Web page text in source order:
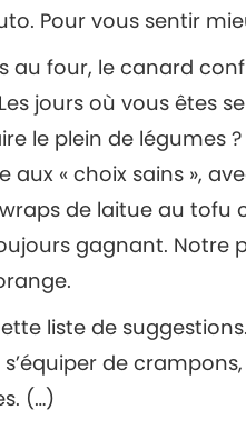
Pour vous sentir
four, le canard
jours où vous êtes
le plein de légumes
« choix sains »,
de laitue au tofu
gagnant. Notre
liste de
de
(…)